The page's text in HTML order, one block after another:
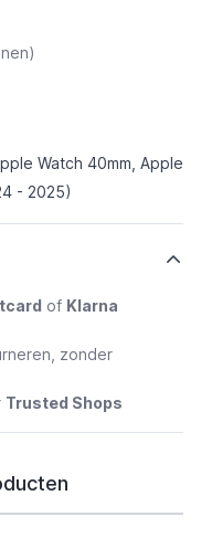
Watch 40mm, Apple
- 2025)
of Klarna
zonder
Trusted Shops